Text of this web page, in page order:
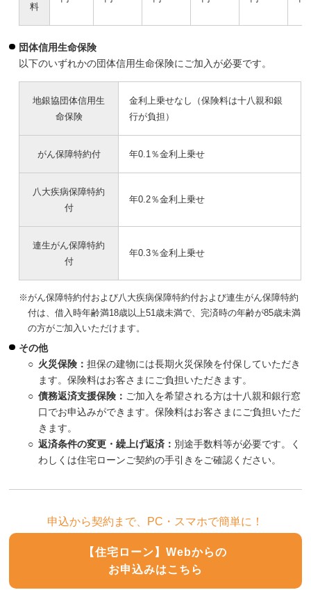
料
団体信用生命保険
以下のいずれかの団体信用生命保険にご加入が必要です。
地銀協団体信用生
命保険
金利上乗せなし（保険料は十八親和銀
行が負担）
がん保障特約付 年0.1％金利上乗せ
八大疾病保障特約
付
年0.2％金利上乗せ
連生がん保障特約
付
年0.3％金利上乗せ
※がん保障特約付および八大疾病保障特約付および連生がん保障特約
付は、借入時年齢満18歳以上51歳未満で、完済時の年齢が85歳未満
の方がご加入いただけます。
その他
○ 火災保険：担保の建物には長期火災保険を付保していただき
ます。保険料はお客さまにご負担いただきます。
○ 債務返済支援保険： ご加入を希望される方は十八親和銀行窓
口でお申込みができます。保険料はお客さまにご負担いただ
きます。
○ 返済条件の変更・繰上げ返済： 別途手数料等が必要です。く
わしくは住宅ローンご契約の手引きをご確認ください。
申込から契約まで、PC・スマホで簡単に！
【住宅ローン】Webからの
お申込みはこちら